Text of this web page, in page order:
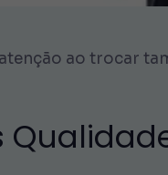
ao trocar